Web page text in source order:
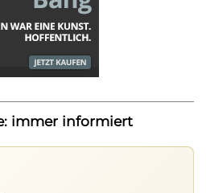
immer informiert